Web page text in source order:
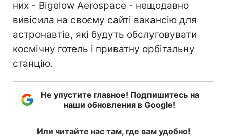
них - Bigelow Aerospace - нещодавно
вивісила на своєму сайті вакансію для
астронавтів, які будуть обслуговувати
космічну готель і приватну орбітальну
станцію.
Не упустите главное! Подпишитесь на
наши обновления в Google!
Или читайте нас там, где вам удобно!